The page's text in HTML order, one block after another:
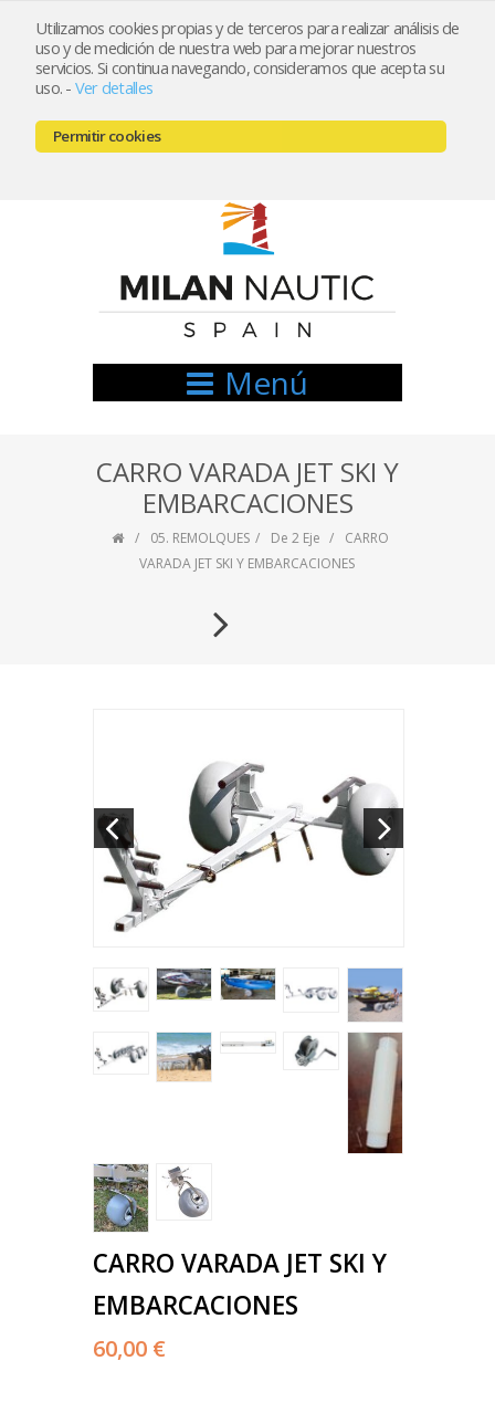
Utilizamos cookies propias y de terceros para realizar análisis de
uso y de medición de nuestra web para mejorar nuestros
servicios. Si continua navegando, consideramos que acepta su
uso. - Ver detalles
Permitir cookies
Registrarse Mi cuenta
666521122 // 654999333
Menú
CARRO VARADA JET SKI Y
EMBARCACIONES
05. REMOLQUES De 2 Eje
CARRO
VARADA JET SKI Y EMBARCACIONES
CARRO VARADA JET SKI Y
EMBARCACIONES
60,00 €